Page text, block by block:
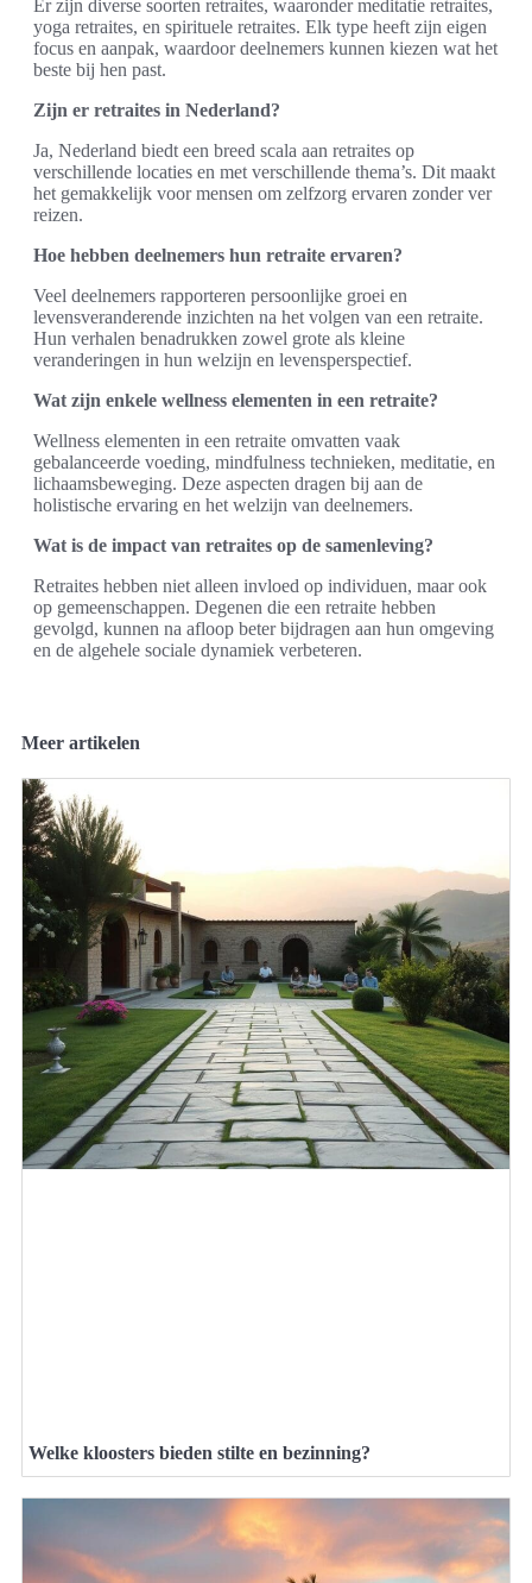
Er zijn diverse soorten retraites, waaronder meditatie retraites,
yoga retraites, en spirituele retraites. Elk type heeft zijn eigen
focus en aanpak, waardoor deelnemers kunnen kiezen wat het
beste bij hen past.
Zijn er retraites in Nederland?
Ja, Nederland biedt een breed scala aan retraites op
verschillende locaties en met verschillende thema’s. Dit maakt
het gemakkelijk voor mensen om zelfzorg ervaren zonder ver
reizen.
Hoe hebben deelnemers hun retraite ervaren?
Veel deelnemers rapporteren persoonlijke groei en
levensveranderende inzichten na het volgen van een retraite.
Hun verhalen benadrukken zowel grote als kleine
veranderingen in hun welzijn en levensperspectief.
Wat zijn enkele wellness elementen in een retraite?
Wellness elementen in een retraite omvatten vaak
gebalanceerde voeding, mindfulness technieken, meditatie, en
lichaamsbeweging. Deze aspecten dragen bij aan de
holistische ervaring en het welzijn van deelnemers.
Wat is de impact van retraites op de samenleving?
Retraites hebben niet alleen invloed op individuen, maar ook
op gemeenschappen. Degenen die een retraite hebben
gevolgd, kunnen na afloop beter bijdragen aan hun omgeving
en de algehele sociale dynamiek verbeteren.
Meer artikelen
Welke kloosters bieden stilte en bezinning?